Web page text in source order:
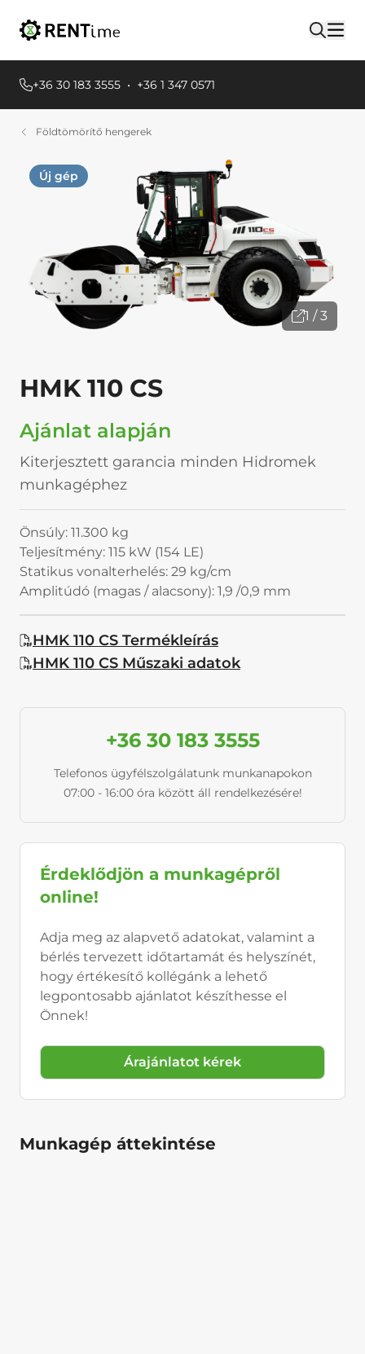
+36 30 183 3555 • +36 1 347 0571
Földtömörítő hengerek
Új gép
1 / 3
HMK 110 CS
Ajánlat alapján
Kiterjesztett garancia minden Hidromek
munkagéphez
Önsúly: 11.300 kg
Teljesítmény: 115 kW (154 LE)
Statikus vonalterhelés: 29 kg/cm
Amplitúdó (magas / alacsony): 1,9 /0,9 mm
HMK 110 CS Termékleírás
HMK 110 CS Műszaki adatok
+36 30 183 3555
Telefonos ügyfélszolgálatunk munkanapokon
07:00 - 16:00 óra között áll rendelkezésére!
Érdeklődjön a munkagépről
online!
Adja meg az alapvető adatokat, valamint a
bérlés tervezett időtartamát és helyszínét,
hogy értékesítő kollégánk a lehető
legpontosabb ajánlatot készíthesse el
Önnek!
Árajánlatot kérek
Munkagép áttekintése